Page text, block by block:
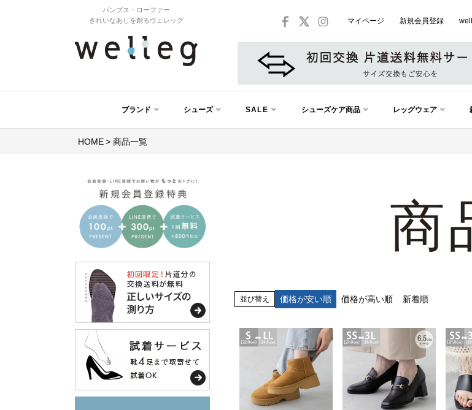
パンプス・ローファー
きれいなあしを創るウェレッグ
マイページ 新規会員登録
ブランド シューズ SALE シューズケア商品 レッグウェア
HOME 商品一覧
商
並び替え 価格が安い順 価格が高い順 新着順